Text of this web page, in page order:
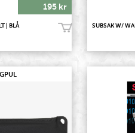
195 kr
| BLÅ Köp! SUBSAK W/